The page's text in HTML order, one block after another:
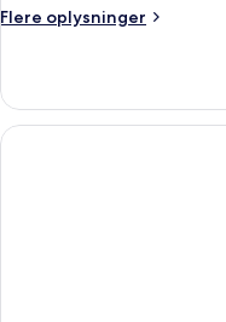
Flere oplysninger
Flere